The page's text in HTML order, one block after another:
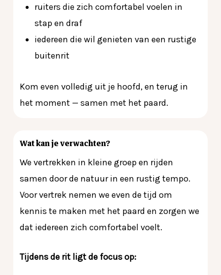
Wat kan je verwachten?
We vertrekken in kleine groep en rijden
samen door de natuur in een rustig tempo.
Voor vertrek nemen we even de tijd om
kennis te maken met het paard en zorgen we
dat iedereen zich comfortabel voelt.
Tijdens de rit ligt de focus op:
ruiters die zich comfortabel voelen in
stap en draf
iedereen die wil genieten van een rustige
buitenrit
Kom even volledig uit je hoofd, en terug in
het moment — samen met het paard.